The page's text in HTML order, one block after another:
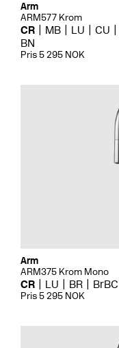
Arm
ARM577 Krom
CR MB LU CU
BN
Pris 5 295 NOK
Arm
ARM375 Krom Mono
CR LU BR BrBC
Pris 5 295 NOK